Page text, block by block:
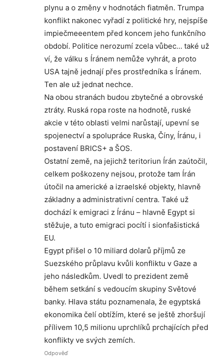
plynu a o změny v hodnotách fiatměn. Trumpa
konflikt nakonec vyřadí z politické hry, nejspíše
impiečmeeentem před koncem jeho funkčního
období. Politice nerozumí zcela vůbec… také už
ví, že válku s Íránem nemůže vyhrát, a proto
USA tajně jednají přes prostředníka s Íránem.
Ten ale už jednat nechce.
Na obou stranách budou zbytečné a obrovské
ztráty. Ruská ropa roste na hodnotě, ruské
akcie v této oblasti velmi narůstají, upevní se
spojenectví a spolupráce Ruska, Číny, Íránu, i
postavení BRICS+ a ŠOS.
Ostatní země, na jejichž teritoriun Írán zaútočil,
celkem poškozeny nejsou, protože tam Írán
útočil na americké a izraelské objekty, hlavně
základny a administrativní centra. Také už
dochází k emigraci z Íránu – hlavně Egypt si
stěžuje, a tuto emigraci pocítí i sionfašistická
EU.
Egypt přišel o 10 miliard dolarů příjmů ze
Suezského průplavu kvůli konfliktu v Gaze a
jeho následkům. Uvedl to prezident země
během setkání s vedoucím skupiny Světové
banky. Hlava státu poznamenala, že egyptská
ekonomika čelí obtížím, které se ještě zhoršují
přílivem 10,5 milionu uprchlíků prchajících před
konflikty ve svých zemích.
Odpověď